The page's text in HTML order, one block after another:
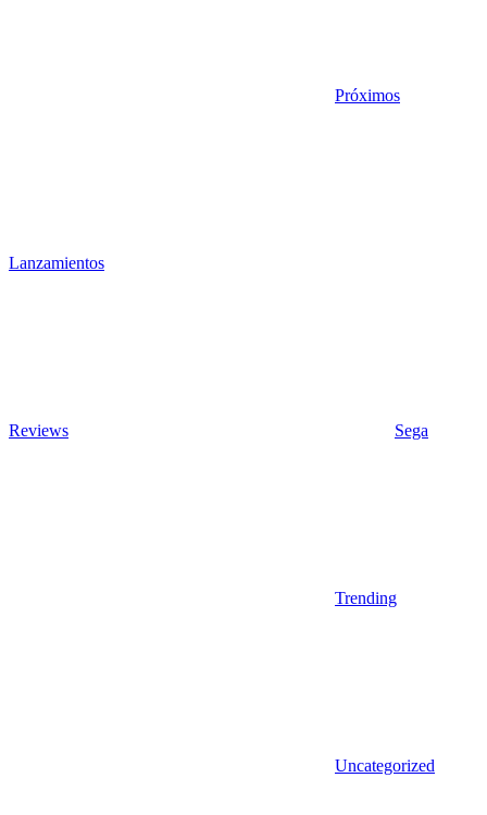
Próximos
Lanzamientos
Reviews Sega
Trending
Uncategorized